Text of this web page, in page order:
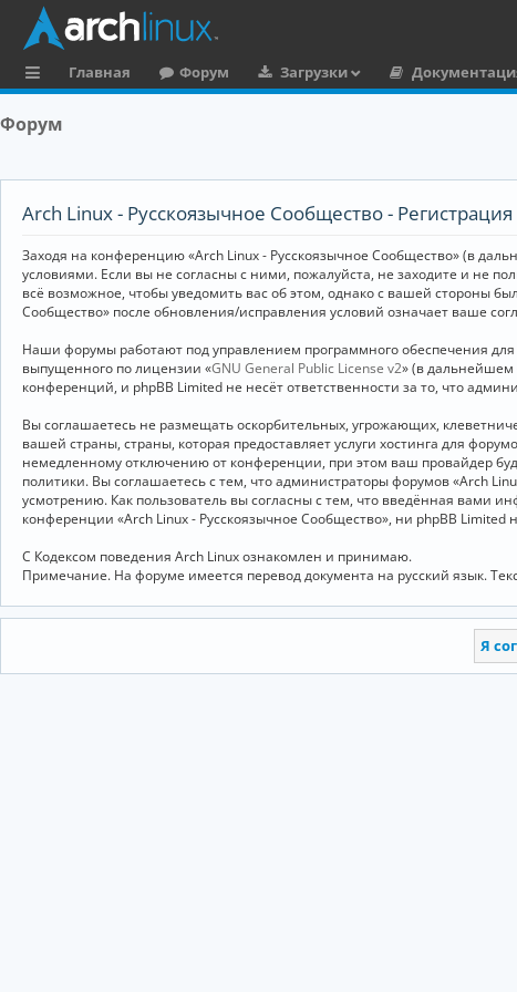
ы
к
Главная Форум Загрузки
Форум
Arch Linux - Русскоязычное Сообщество - Регистрация
Заходя на конференцию «Arch Linux - Русскоязычное Сообщество» (в
условиями. Если вы не согласны с ними, пожалуйста, не заходите и не
всё возможное, чтобы уведомить вас об этом, однако с вашей стороны
Сообщество» после обновления/исправления условий означает ваше
Наши форумы работают под управлением программного обеспечения
выпущенного по лицензии «GNU General Public License v2» (в дальнейшем
конференций, и phpBB Limited не несёт ответственности за то, что
Вы соглашаетесь не размещать оскорбительных, угрожающих,
вашей страны, страны, которая предоставляет услуги хостинга для
немедленному отключению от конференции, при этом ваш провайдер
политики. Вы соглашаетесь с тем, что администраторы форумов «Arch
усмотрению. Как пользователь вы согласны с тем, что введённая вами
конференции «Arch Linux - Русскоязычное Сообщество», ни phpBB
С Кодексом поведения Arch Linux ознакомлен и принимаю.
Примечание. На форуме имеется перевод документа на русский язык.